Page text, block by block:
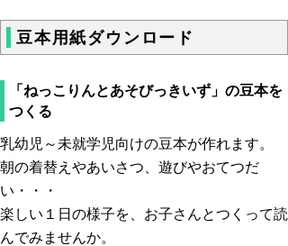
豆本用紙ダウンロード
「ねっこりんとあそびっきいず」の豆本を
つくる
乳幼児～未就学児向けの豆本が作れます。
朝の着替えやあいさつ、遊びやおてつだ
い・・・
楽しい１日の様子を、お子さんとつくって読
んでみませんか。